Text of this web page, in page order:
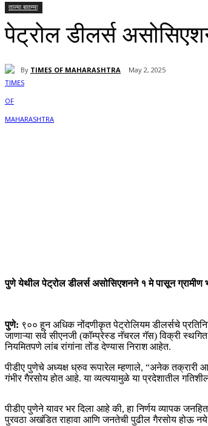
ताज्या बातम्या
पेट्रोल डीलर्स
By TIMES OF MAHARASHTRA May 2, 2025
पुणे येथील पेट्रोल डीलर्स असोसिएशनने १ मे पासून ग्रामीण
पुणे: ९०० हून अधिक नोंदणीकृत पेट्रोलियम डीलर्सचे
जाणाऱ्या सर्व सीएनजी (कॉम्प्रेस्ड नॅचरल गॅस) विक्री
नियमितपणे लांब रांगांना तोंड देण्यास निराश आहेत.
पीडीए पुणेचे अध्यक्ष ध्रुव रूपारेल म्हणाले, “अनेक तक्रारी
गंभीर गैरसोय होत आहे. या व्यत्ययामुळे या प्रदेशातील
पीडीए पुणेने यावर भर दिला आहे की, हा निर्णय व्यापक
पुरवठा अखंडित राहावा आणि जनतेची पुढील गैरसोय होऊ